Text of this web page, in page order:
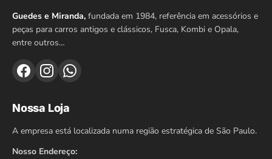
Guedes e Miranda, fundada em 1984, referência em acessórios e
peças para carros antigos e clássicos, Fusca, Kombi e Opala,
entre outros…
Nossa Loja
A empresa está localizada numa região estratégica de São Paulo.
Nosso Endereço: